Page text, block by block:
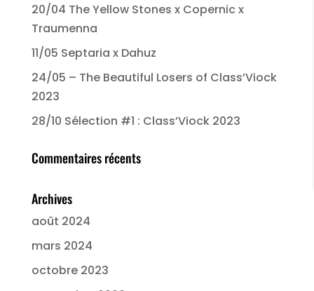
20/04 The Yellow Stones x Copernic x
Traumenna
11/05 Septaria x Dahuz
24/05 – The Beautiful Losers of Class’Viock
2023
28/10 Sélection #1 : Class’Viock 2023
Commentaires récents
Archives
août 2024
mars 2024
octobre 2023